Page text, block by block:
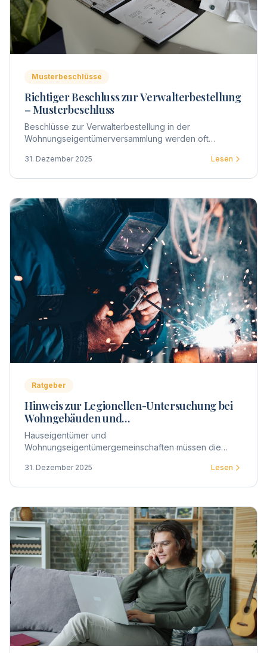
Musterbeschlüsse
Richtiger Beschluss zur Verwalterbestellung
– Musterbeschluss
Beschlüsse zur Verwalterbestellung in der
Wohnungseigentümerversammlung werden oft
für verschiedene Szenarien.
31. Dezember 2025 Lesen
Ratgeber
Hinweis zur Legionellen-Untersuchung bei
Wohngebäuden und
Wohnungseigentümergemeinschaften
Hauseigentümer und
Wohnungseigentümergemeinschaften müssen die
untersuchen lassen. Hier erfahren Sie alles Wichtige
31. Dezember 2025 Lesen